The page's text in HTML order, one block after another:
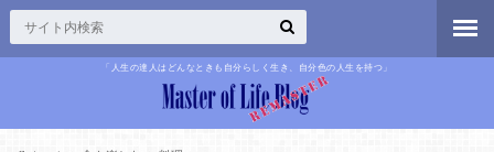
「人生の達人はどんなときも自分らしく生き、自分色の人生を持つ」